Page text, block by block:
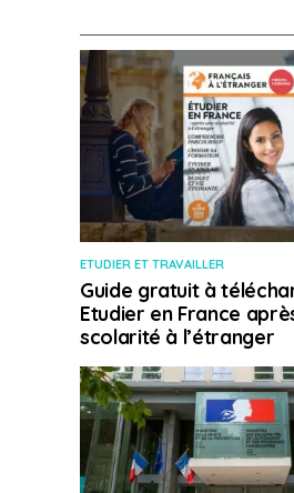
ETUDIER ET TRAVAILLER
Guide gratuit à
Etudier en France
scolarité à l’étranger